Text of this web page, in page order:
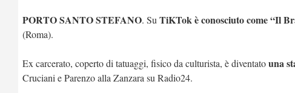
PORTO SANTO STEFANO. Su TiKTok è conosciuto come “Il
(Roma).
Ex carcerato, coperto di tatuaggi, fisico da culturista, è diventatouna
Cruciani e Parenzo alla Zanzara su Radio24.